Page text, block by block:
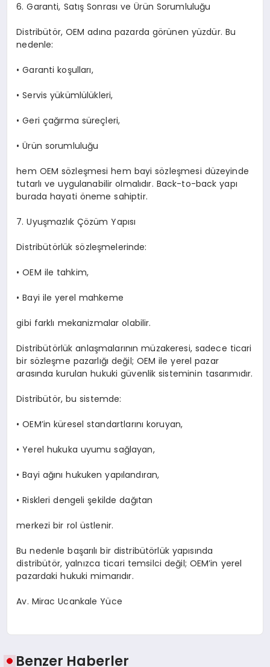
6. Garanti, Satış Sonrası ve Ürün Sorumluluğu
Distribütör, OEM adına pazarda görünen yüzdür. Bu
nedenle:
•Garanti koşulları,
•Servis yükümlülükleri,
•Geri çağırma süreçleri,
•Ürün sorumluluğu
hem OEM sözleşmesi hem bayi sözleşmesi düzeyinde
tutarlı ve uygulanabilir olmalıdır. Back-to-back yapı
burada hayati öneme sahiptir.
7. Uyuşmazlık Çözüm Yapısı
Distribütörlük sözleşmelerinde:
•OEM ile tahkim,
•Bayi ile yerel mahkeme
gibi farklı mekanizmalar olabilir.
Distribütörlük anlaşmalarının müzakeresi, sadece ticari
bir sözleşme pazarlığı değil; OEM ile yerel pazar
arasında kurulan hukuki güvenlik sisteminin tasarımıdır.
Distribütör, bu sistemde:
•OEM’in küresel standartlarını koruyan,
•Yerel hukuka uyumu sağlayan,
•Bayi ağını hukuken yapılandıran,
•Riskleri dengeli şekilde dağıtan
merkezi bir rol üstlenir.
Bu nedenle başarılı bir distribütörlük yapısında
distribütör, yalnızca ticari temsilci değil; OEM’in yerel
pazardaki hukuki mimarıdır.
Av. Mirac Ucankale Yüce
Benzer Haberler